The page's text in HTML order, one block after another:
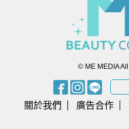
© ME MEDIA
關於我們 廣告合作